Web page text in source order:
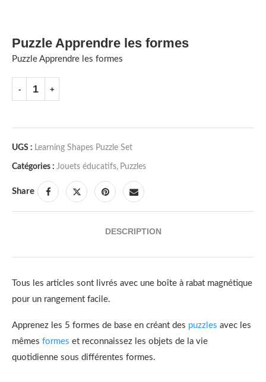
Puzzle Apprendre les formes
Puzzle Apprendre les formes
UGS : Learning Shapes Puzzle Set
Catégories : Jouets éducatifs, Puzzles
Share
DESCRIPTION
Tous les articles sont livrés avec une boîte à rabat magnétique
pour un rangement facile.
Apprenez les 5 formes de base en créant des puzzles avec les
mêmes formes et reconnaissez les objets de la vie
quotidienne sous différentes formes.